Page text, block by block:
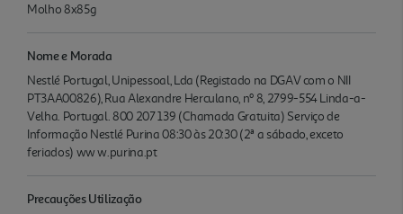
Molho 8x85g
Nome e Morada
Nestlé Portugal, Unipessoal, Lda (Registado na DGAV com o NII
PT3AA00826), Rua Alexandre Herculano, nº 8, 2799-554 Linda-a-
Velha. Portugal. 800 207 139 (Chamada Gratuita) Serviço de
Informação Nestlé Purina 08:30 às 20:30 (2ª a sábado, exceto
feriados) ww w.purina.pt
Precauções Utilização